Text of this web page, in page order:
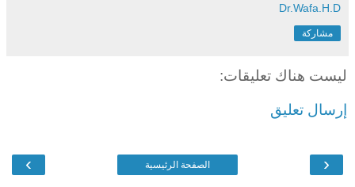
Dr.Wafa.H.D
مشاركة
ليست هناك تعليقات:
إرسال تعليق
‹
› الصفحة الرئيسية